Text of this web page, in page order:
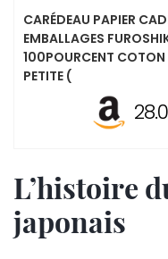
CARÉDEAU PAPIER
EMBALLAGES
100POURCENT COTON
PETITE (
L’histoire
japonais